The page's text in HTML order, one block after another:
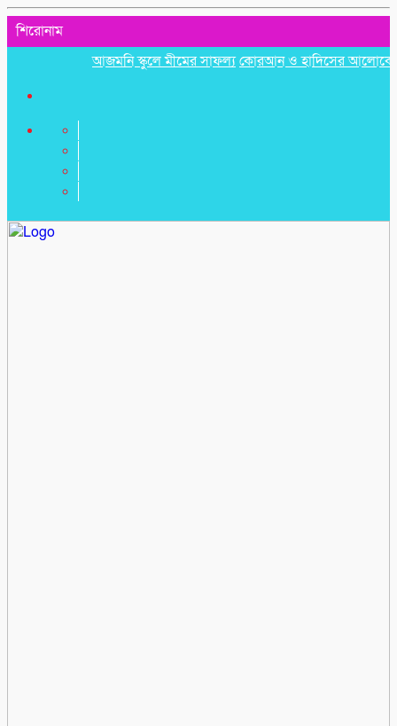
শিরোনাম
আজমনি স্কুলে মীমের সাফল্য কোরআন ও হাদিসের আলোকে পবিত্র